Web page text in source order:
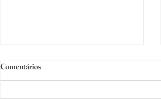
Comentários